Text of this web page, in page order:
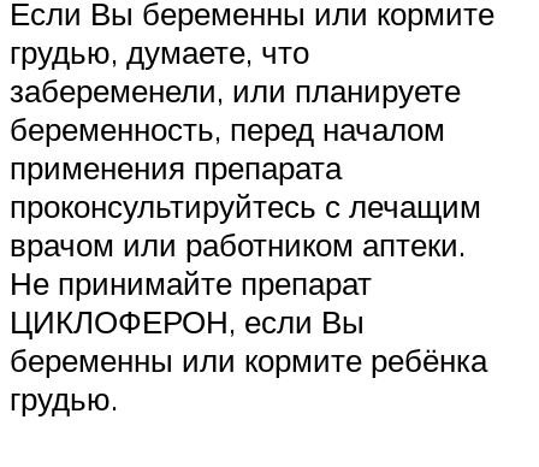
Если Вы беременны или кормите
грудью, думаете, что
забеременели, или планируете
беременность, перед началом
применения препарата
проконсультируйтесь с лечащим
врачом или работником аптеки.
Не принимайте препарат
ЦИКЛОФЕРОН, если Вы
беременны или кормите ребёнка
грудью.